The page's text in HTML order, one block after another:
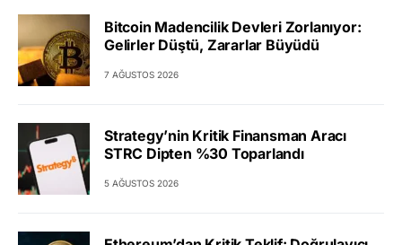
Bitcoin Madencilik Devleri Zorlanıyor:
Gelirler Düştü, Zararlar Büyüdü
7 AĞUSTOS 2026
Strategy’nin Kritik Finansman Aracı
STRC Dipten %30 Toparlandı
5 AĞUSTOS 2026